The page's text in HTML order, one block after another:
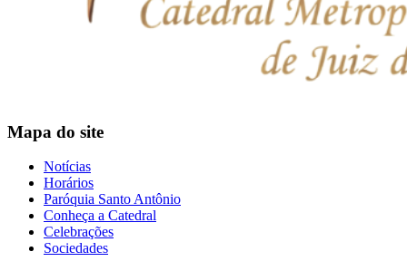
Mapa do site
Notícias
Horários
Paróquia Santo Antônio
Conheça a Catedral
Celebrações
Sociedades